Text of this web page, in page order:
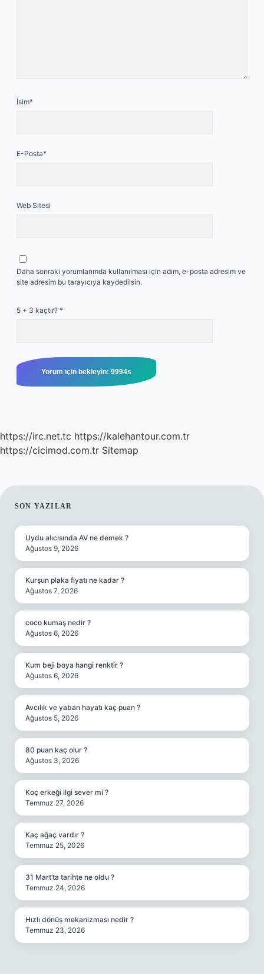
İsim*
E-Posta*
Web Sitesi
Daha sonraki yorumlarımda kullanılması için adım, e-posta adresim ve
site adresim bu tarayıcıya kaydedilsin.
5 + 3 kaçtır? *
https://irc.net.tc https://kalehantour.com.tr
https://cicimod.com.tr Sitemap
SIDEBAR
SON YAZILAR
Uydu alıcısında AV ne demek ?
Ağustos 9, 2026
Kurşun plaka fiyatı ne kadar ?
Ağustos 7, 2026
coco kumaş nedir ?
Ağustos 6, 2026
Kum beji boya hangi renktir ?
Ağustos 6, 2026
Avcılık ve yaban hayatı kaç puan ?
Ağustos 5, 2026
80 puan kaç olur ?
Ağustos 3, 2026
Koç erkeği ilgi sever mi ?
Temmuz 27, 2026
Kaç ağaç vardır ?
Temmuz 25, 2026
31 Mart’ta tarihte ne oldu ?
Temmuz 24, 2026
Hızlı dönüş mekanizması nedir ?
Temmuz 23, 2026